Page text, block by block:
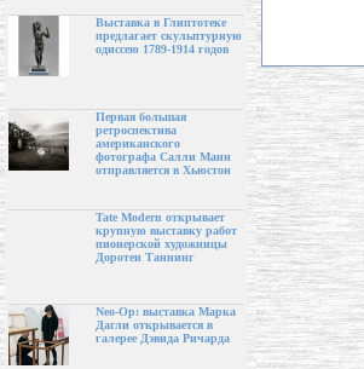
Выставка в Глиптотеке
предлагает скульптурную
одиссею 1789-1914 годов
Первая большая
ретроспектива
американского
фотографа Салли Манн
отправляется в Хьюстон
Tate Modern открывает
крупную выставку работ
пионерской художницы
Доротеи Таннинг
Neo-Op: выставка Марка
Дагли открывается в
галерее Дэвида Ричарда